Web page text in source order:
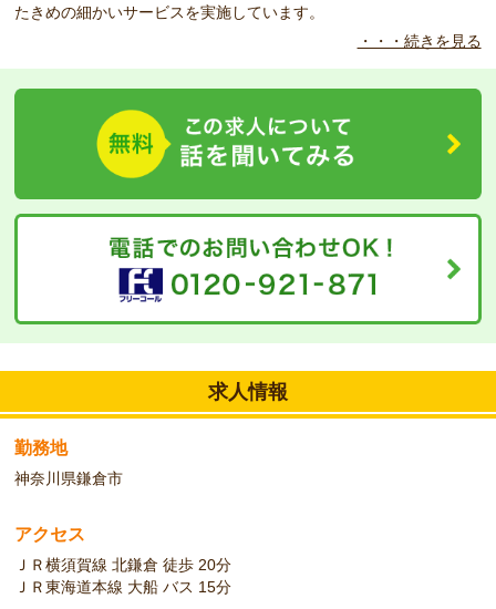
たきめの細かいサービスを実施しています。
原付通勤できます。
・・・続きを見る
求人情報
勤務地
神奈川県鎌倉市
アクセス
ＪＲ横須賀線 北鎌倉 徒歩 20分
ＪＲ東海道本線 大船 バス 15分